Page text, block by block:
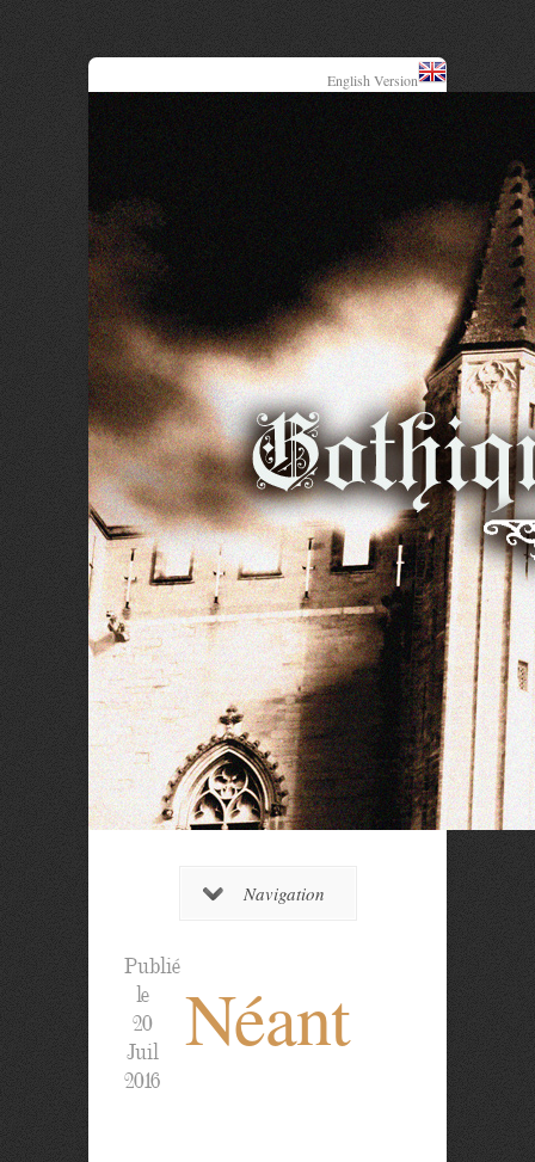
English Version
Navigation
Néant
Publié
le
20
Juil
2016